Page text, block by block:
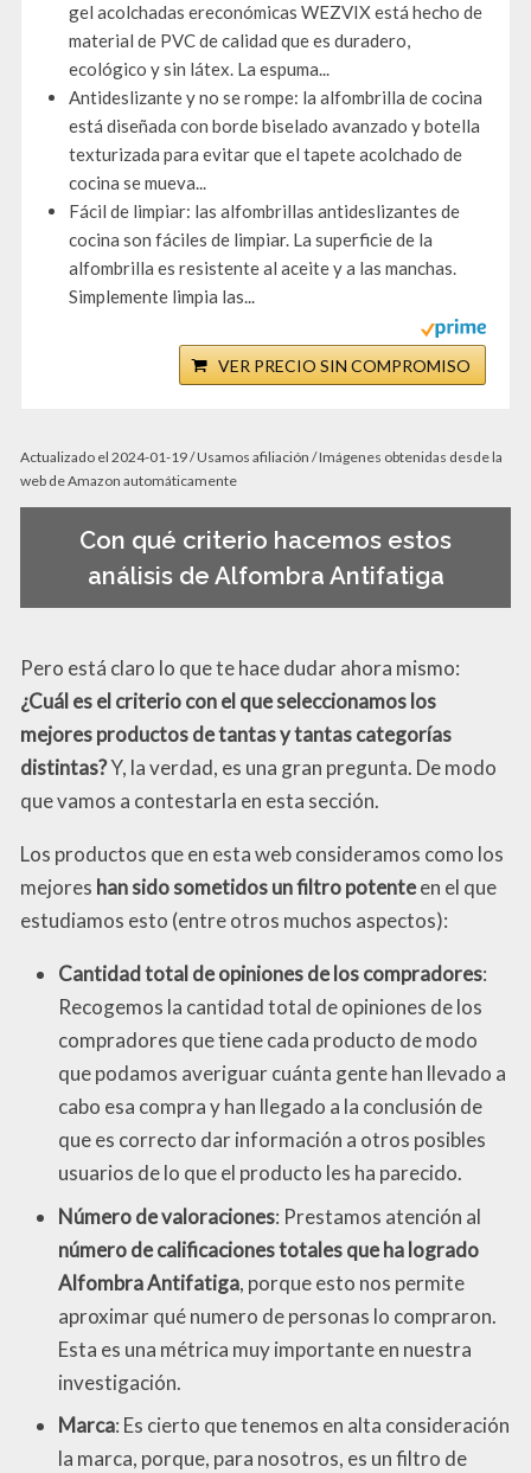
gel acolchadas ereconómicas WEZVIX está hecho de
material de PVC de calidad que es duradero,
ecológico y sin látex. La espuma...
Antideslizante y no se rompe: la alfombrilla de cocina
está diseñada con borde biselado avanzado y botella
texturizada para evitar que el tapete acolchado de
cocina se mueva...
Fácil de limpiar: las alfombrillas antideslizantes de
cocina son fáciles de limpiar. La superficie de la
alfombrilla es resistente al aceite y a las manchas.
Simplemente limpia las...
VER PRECIO SIN COMPROMISO
Actualizado el 2024-01-19 / Usamos afiliación / Imágenes obtenidas desde la
web de Amazon automáticamente
Con qué criterio hacemos estos
análisis de Alfombra Antifatiga
Pero está claro lo que te hace dudar ahora mismo:
¿Cuál es el criterio con el que seleccionamos los
mejores productos de tantas y tantas categorías
distintas?Y, la verdad, es una gran pregunta. De modo
que vamos a contestarla en esta sección.
Los productos que en esta web consideramos como los
mejores han sido sometidos un filtro potenteen el que
estudiamos esto (entre otros muchos aspectos):
Cantidad total de opiniones de los compradores:
Recogemos la cantidad total de opiniones de los
compradores que tiene cada producto de modo
que podamos averiguar cuánta gente han llevado a
cabo esa compra y han llegado a la conclusión de
que es correcto dar información a otros posibles
usuarios de lo que el producto les ha parecido.
Número de valoraciones: Prestamos atención al
número de calificaciones totales que ha logrado
Alfombra Antifatiga, porque esto nos permite
aproximar qué numero de personas lo compraron.
Esta es una métrica muy importante en nuestra
investigación.
Marca: Es cierto que tenemos en alta consideración
la marca, porque, para nosotros, es un filtro de